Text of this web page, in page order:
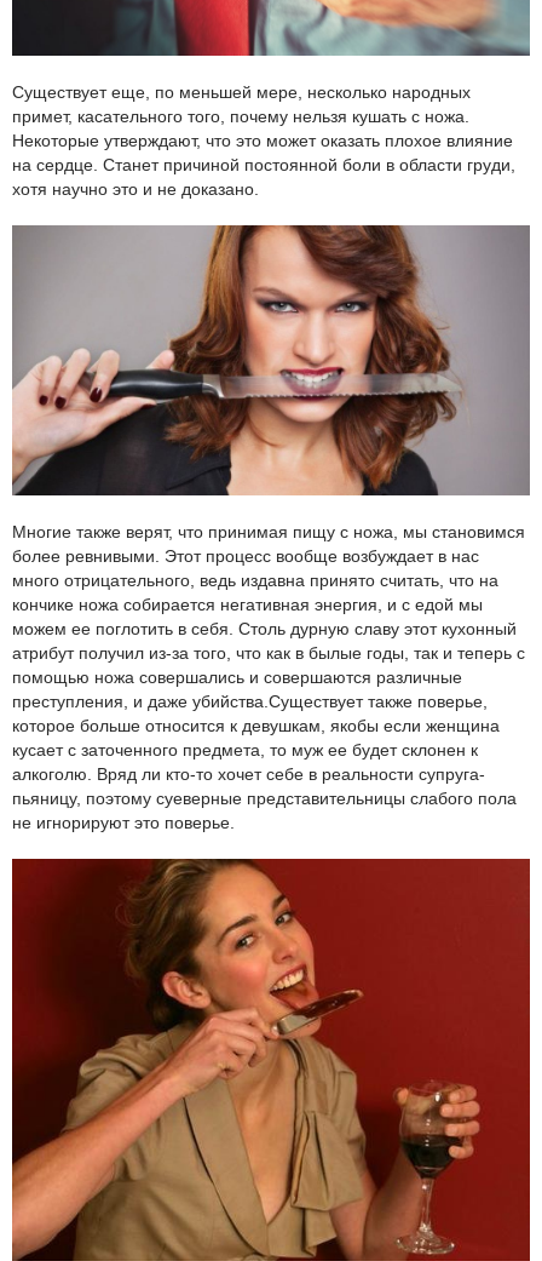
Существует еще, по меньшей мере, несколько народных
примет, касательного того, почему нельзя кушать с ножа.
Некоторые утверждают, что это может оказать плохое влияние
на сердце. Станет причиной постоянной боли в области груди,
хотя научно это и не доказано.
Многие также верят, что принимая пищу с ножа, мы становимся
более ревнивыми. Этот процесс вообще возбуждает в нас
много отрицательного, ведь издавна принято считать, что на
кончике ножа собирается негативная энергия, и с едой мы
можем ее поглотить в себя. Столь дурную славу этот кухонный
атрибут получил из-за того, что как в былые годы, так и теперь с
помощью ножа совершались и совершаются различные
преступления, и даже убийства.Существует также поверье,
которое больше относится к девушкам, якобы если женщина
кусает с заточенного предмета, то муж ее будет склонен к
алкоголю. Вряд ли кто-то хочет себе в реальности супруга-
пьяницу, поэтому суеверные представительницы слабого пола
не игнорируют это поверье.